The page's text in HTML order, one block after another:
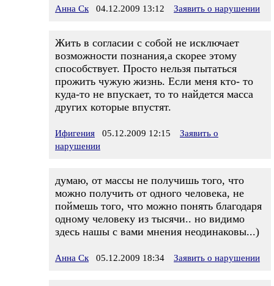
Анна Ск 04.12.2009 13:12 Заявить о нарушении
Жить в согласии с собой не исключает
возможности познания,а скорее этому
способствует. Просто нельзя пытаться
прожить чужую жизнь. Если меня кто- то
куда-то не впускает, то то найдется масса
других которые впустят.
Ифигения 05.12.2009 12:15
Заявить о
нарушении
думаю, от массы не получишь того, что
можно получить от одного человека, не
поймешь того, что можно понять благодаря
одному человеку из тысячи.. но видимо
здесь нашы с вами мнения неодинаковы...)
Анна Ск 05.12.2009 18:34 Заявить о нарушении